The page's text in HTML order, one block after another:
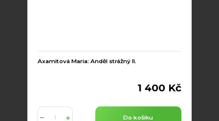
Axamitová Maria: Anděl strážný II.
1 400 Kč
Do košíku